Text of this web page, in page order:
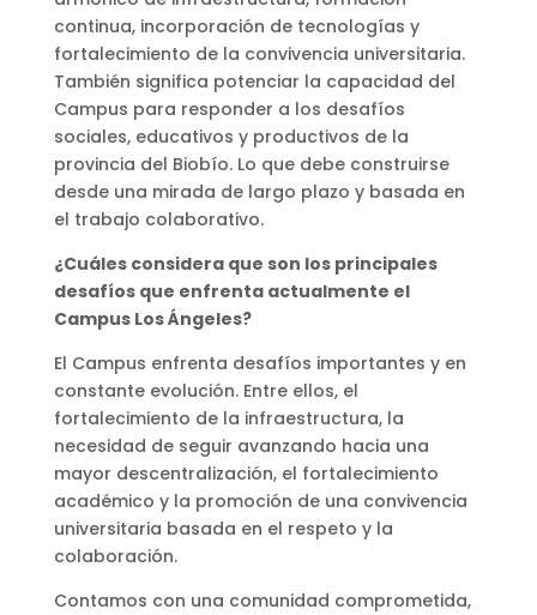
continua, incorporación de tecnologías y
fortalecimiento de la convivencia universitaria.
También significa potenciar la capacidad del
Campus para responder a los desafíos
sociales, educativos y productivos de la
provincia del Biobío. Lo que debe construirse
desde una mirada de largo plazo y basada en
el trabajo colaborativo.
¿Cuáles considera que son los principales
desafíos que enfrenta actualmente el
Campus Los Ángeles?
El Campus enfrenta desafíos importantes y en
constante evolución. Entre ellos, el
fortalecimiento de la infraestructura, la
necesidad de seguir avanzando hacia una
mayor descentralización, el fortalecimiento
académico y la promoción de una convivencia
universitaria basada en el respeto y la
colaboración.
Contamos con una comunidad comprometida,